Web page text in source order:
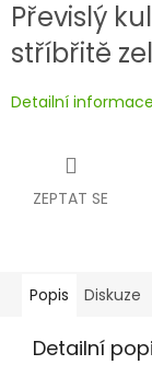
Převislý
stříbřitě
Detailní informace
ZEPTAT SE
Popis Diskuze
Detailní